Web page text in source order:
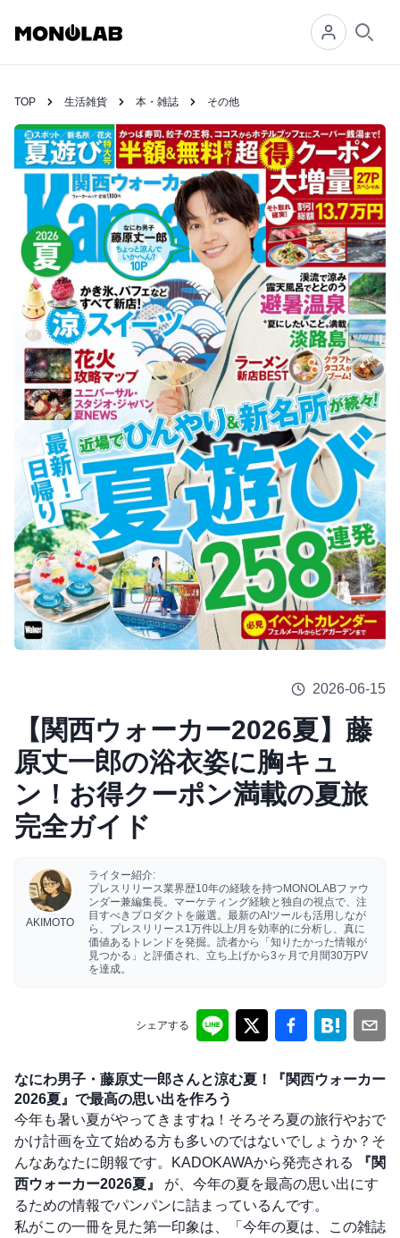
TOP 生活雑貨 本・雑誌 その他
2026-06-15
【関西ウォーカー2026夏】藤
原丈一郎の浴衣姿に胸キュ
ン！お得クーポン満載の夏旅
完全ガイド
AKIMOTO
ライター紹介:
プレスリリース業界歴10年の経験を持つMONOLABファウ
ンダー兼編集長。マーケティング経験と独自の視点で、注
目すべきプロダクトを厳選。最新のAIツールも活用しなが
ら、プレスリリース1万件以上/月を効率的に分析し、真に
価値あるトレンドを発掘。読者から「知りたかった情報が
見つかる」と評価され、立ち上げから3ヶ月で月間30万PV
を達成。
シェアする
なにわ男子・藤原丈一郎さんと涼む夏！『関西ウォーカー
2026夏』で最高の思い出を作ろう
今年も暑い夏がやってきますね！そろそろ夏の旅行やおで
かけ計画を立て始める方も多いのではないでしょうか？そ
んなあなたに朗報です。KADOKAWAから発売される
『関
西ウォーカー2026夏』
が、今年の夏を最高の思い出にす
るための情報でパンパンに詰まっているんです。
私がこの一冊を見た第一印象は、「今年の夏は、この雑誌